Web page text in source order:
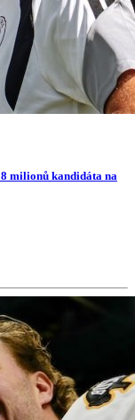
milionů kandidáta na